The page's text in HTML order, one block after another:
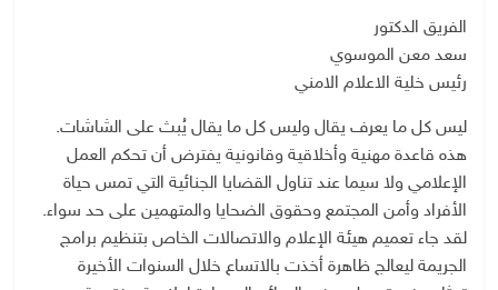
الفريق الدكتور
سعد معن الموسوي
رئيس خلية الاعلام الامني
ليس كل ما يعرف يقال وليس كل ما يقال يُبث على الشاشات.
هذه قاعدة مهنية وأخلاقية وقانونية يفترض أن تحكم العمل
الإعلامي ولا سيما عند تناول القضايا الجنائية التي تمس حياة
الأفراد وأمن المجتمع وحقوق الضحايا والمتهمين على حد سواء.
لقد جاء تعميم هيئة الإعلام والاتصالات الخاص بتنظيم برامج
الجريمة ليعالج ظاهرة أخذت بالاتساع خلال السنوات الأخيرة